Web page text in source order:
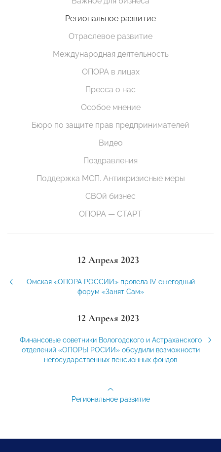
Региональное развитие
Отраслевое развитие
Международная деятельность
ОПОРА в лицах
Пресса о нас
Особое мнение
Бюро по защите прав предпринимателей
Видео
Поздравления
Поддержка МСП. Антикризисные меры
СВОй бизнес
ОПОРА — СТАРТ
12 Апреля 2023
Омская «ОПОРА РОССИИ» провела IV ежегодный
форум «Занят Сам»
12 Апреля 2023
Финансовые советники Вологодского и Астраханского
отделений «ОПОРЫ РОСИИ» обсудили возможности
негосударственных пенсионных фондов
Региональное развитие